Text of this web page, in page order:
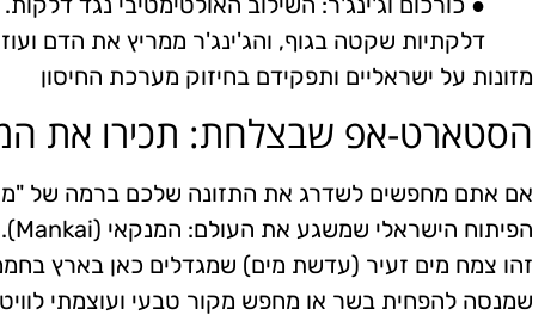
דלקתיות שקטה בגוף, והג'ינג'ר ממריץ את הדם
מזונות על ישראליים ותפקידם בחיזוק מערכת החיסון
הסטארט-אפ שבצלחת: תכירו את
הפיתוח הישראלי שמשגע את העולם: המנקאי (Mankai).
זהו צמח מים זעיר (עדשת מים) שמגדלים כאן בארץ